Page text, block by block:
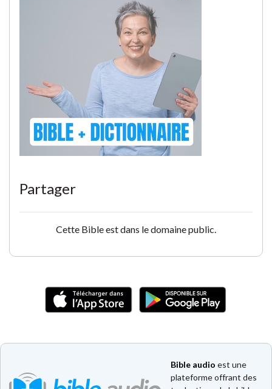
Partager
Cette Bible est dans le domaine public.
Bible audio est une
plateforme offrant des